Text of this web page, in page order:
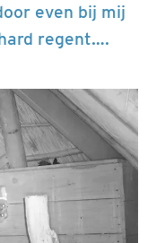
even bij mij
regent….